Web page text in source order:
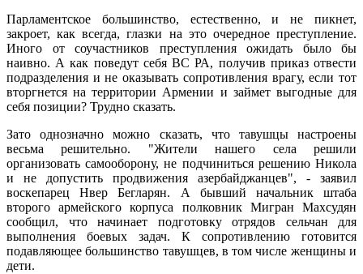
Парламентское большинство, естественно, и не пикнет,
закроет, как всегда, глазки на это очередное преступление.
Иного от соучастников преступления ожидать было бы
наивно. А как поведут себя ВС РА, получив приказ отвести
подразделения и не оказывать сопротивления врагу, если тот
вторгнется на территории Армении и займет выгодные для
себя позиции? Трудно сказать.
Зато однозначно можно сказать, что тавушцы настроены
весьма решительно. "Жители нашего села решили
организовать самооборону, не подчиниться решению Никола
и не допустить продвижения азербайджанцев", - заявил
воскепарец Нвер Бегларян. А бывший начальник штаба
второго армейского корпуса полковник Мигран Махсудян
сообщил, что начинает подготовку отрядов сельчан для
выполнения боевых задач. К сопротивлению готовится
подавляющее большинство тавушцев, в том числе женщины и
дети.